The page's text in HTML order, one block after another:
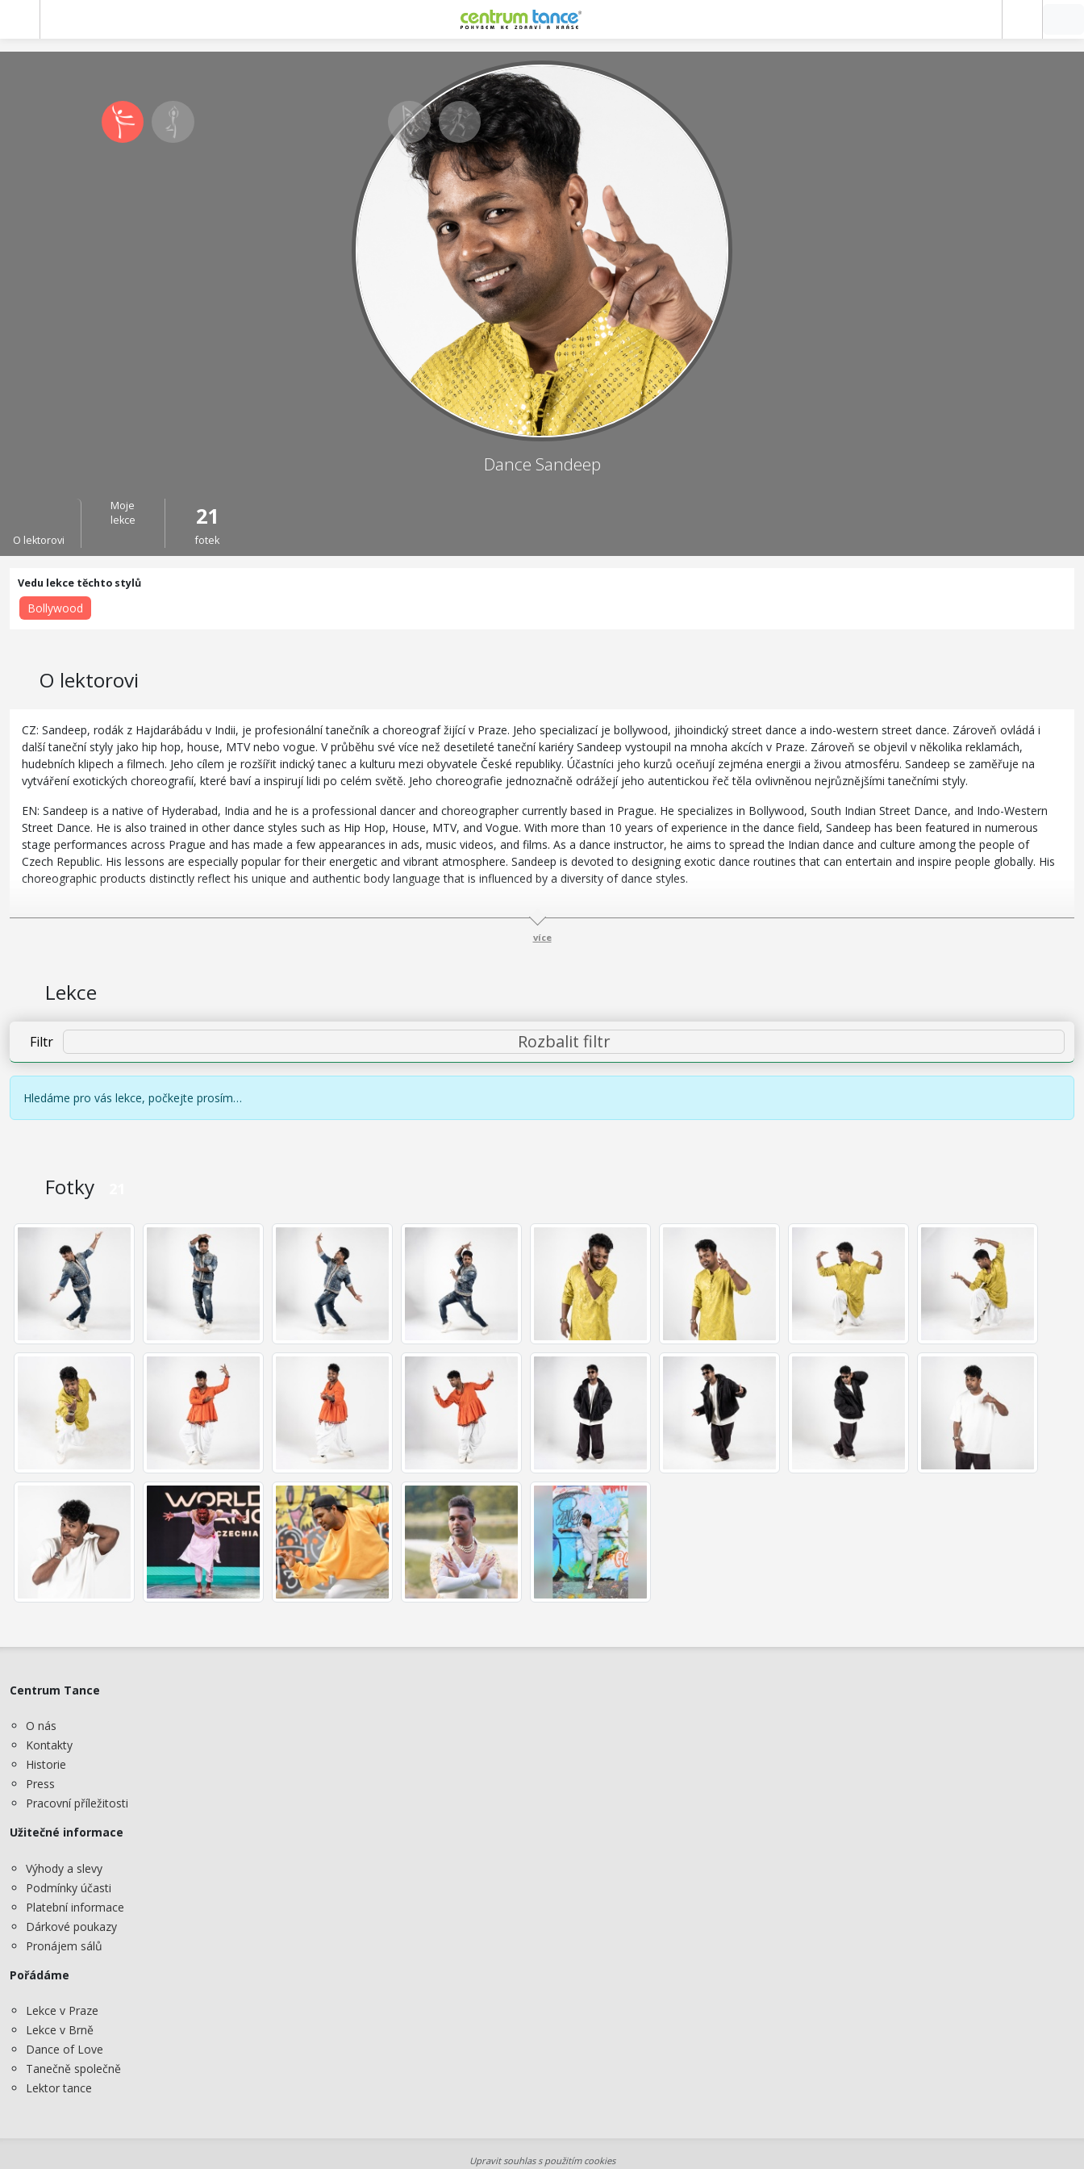
Dance Sandeep
O lektorovi
Moje
lekce
21
fotek
Bollywood
O lektorovi
CZ: Sandeep, rodák z Hajdarábádu v Indii, je profesionální tanečník a choreograf žijící v Praze. Jeho specializací je bollywood, jihoindický street dance a indo-western street dance. Zároveň ovládá i
další taneční styly jako hip hop, house, MTV nebo vogue. V průběhu své více než desetileté taneční kariéry Sandeep vystoupil na mnoha akcích v Praze. Zároveň se objevil v několika reklamách,
hudebních klipech a filmech. Jeho cílem je rozšířit indický tanec a kulturu mezi obyvatele České republiky. Účastníci jeho kurzů oceňují zejména energii a živou atmosféru. Sandeep se zaměřuje na
vytváření exotických choreografií, které baví a inspirují lidi po celém světě. Jeho choreografie jednoznačně odrážejí jeho autentickou řeč těla ovlivněnou nejrůznějšími tanečními styly.
EN: Sandeep is a native of Hyderabad, India and he is a professional dancer and choreographer currently based in Prague. He specializes in Bollywood, South Indian Street Dance, and Indo-Western
Street Dance. He is also trained in other dance styles such as Hip Hop, House, MTV, and Vogue. With more than 10 years of experience in the dance field, Sandeep has been featured in numerous
stage performances across Prague and has made a few appearances in ads, music videos, and films. As a dance instructor, he aims to spread the Indian dance and culture among the people of
Czech Republic. His lessons are especially popular for their energetic and vibrant atmosphere. Sandeep is devoted to designing exotic dance routines that can entertain and inspire people globally. His
choreographic products distinctly reflect his unique and authentic body language that is influenced by a diversity of dance styles.
více
Lekce
Filtr Rozbalit filtr
Hledáme pro vás lekce, počkejte prosím…
Fotky
Centrum Tance
O nás
Kontakty
Historie
Press
Pracovní příležitosti
Užitečné informace
Výhody a slevy
Podmínky účasti
Platební informace
Dárkové poukazy
Pronájem sálů
Pořádáme
Lekce v Praze
Lekce v Brně
Dance of Love
Tanečně společně
Lektor tance
Upravit souhlas s použitím cookies